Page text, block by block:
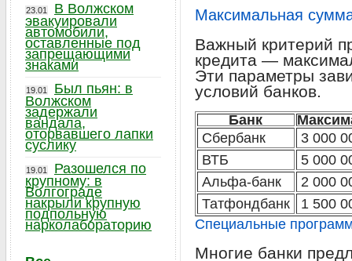
Максимальная
Важный критерий
кредита —
Эти параметры
условий банков.
Банк
Сбербанк
3 000
ВТБ
5 000
Альфа-банк
2 000
Татфондбанк
1 500
Специальные
Многие банки
23.01
В Волжском
эвакуировали
автомобили,
оставленные под
запрещающими
знаками
19.01
Был пьян: в
Волжском
задержали
вандала,
оторвавшего лапки
суслику
19.01
Разошелся по
крупному: в
Волгограде
накрыли крупную
подпольную
нарколабораторию